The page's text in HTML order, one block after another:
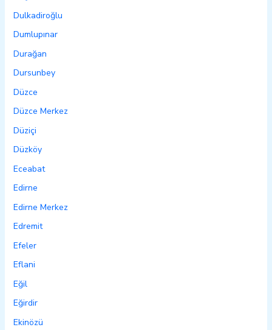
Dulkadiroğlu
Dumlupınar
Durağan
Dursunbey
Düzce
Düzce Merkez
Düziçi
Düzköy
Eceabat
Edirne
Edirne Merkez
Edremit
Efeler
Eflani
Eğil
Eğirdir
Ekinözü